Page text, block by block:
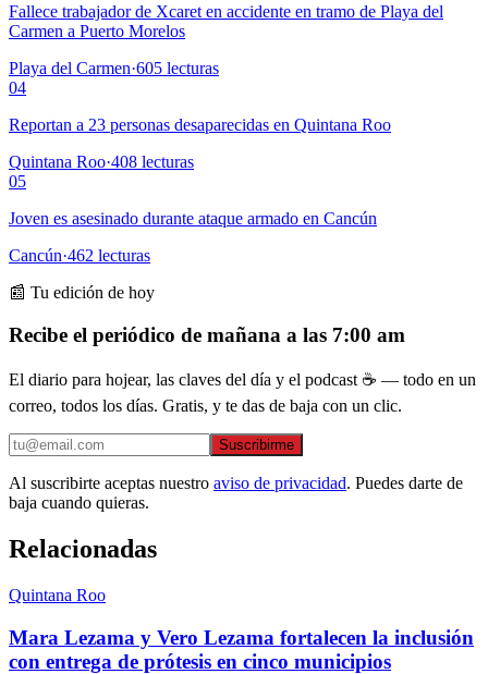
Fallece trabajador de Xcaret en accidente en tramo de Playa del
Carmen a Puerto Morelos
Playa del Carmen·605 lecturas
04
Reportan a 23 personas desaparecidas en Quintana Roo
Quintana Roo·408 lecturas
05
Joven es asesinado durante ataque armado en Cancún
Cancún·462 lecturas
📰 Tu edición de hoy
Recibe el periódico de mañana a las 7:00 am
El diario para hojear, las claves del día y el podcast ☕ — todo en un
correo, todos los días. Gratis, y te das de baja con un clic.
Suscribirme
Al suscribirte aceptas nuestro aviso de privacidad. Puedes darte de
baja cuando quieras.
Relacionadas
Quintana Roo
Mara Lezama y Vero Lezama fortalecen la inclusión
con entrega de prótesis en cinco municipios